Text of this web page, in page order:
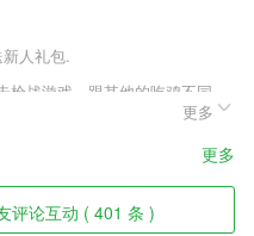
人礼包.
战游戏，跟其他的吃鸡不同，
也不是普通的人物，他们具有各
味就设计了很多的人物，他们都
活掌控了，一定要根据人物的优
更多
更多
评论互动 ( 401 条 )